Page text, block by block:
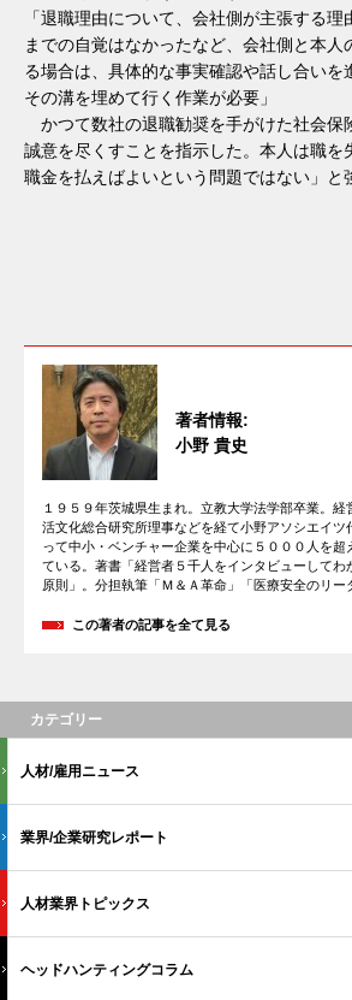
「退職理由について、会社側が主張する理
までの自覚はなかったなど、会社側と本人
る場合は、具体的な事実確認や話し合いを
その溝を埋めて行く作業が必要」
かつて数社の退職勧奨を手がけた社会保
誠意を尽くすことを指示した。本人は職を
職金を払えばよいという問題ではない」と
著者情報:
小野 貴史
１９５９年茨城県生まれ。立教大学法学部卒業。
活文化総合研究所理事などを経て小野アソシエイツ
って中小・ベンチャー企業を中心に５０００人を超
ている。著書「経営者５千人をインタビューしてわ
原則」。分担執筆「Ｍ＆Ａ革命」「医療安全のリー
この著者の記事を全て見る
カテゴリー
人材/雇用ニュース
業界/企業研究レポート
人材業界トピックス
ヘッドハンティングコラム